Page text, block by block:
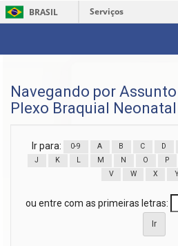
BRASIL
Serviços
Navegando por
Plexo Braquial Neonatal
Ir para: 0-9 A B C D
J
K L M N O P
V
W X
ou entre com as primeiras letras: